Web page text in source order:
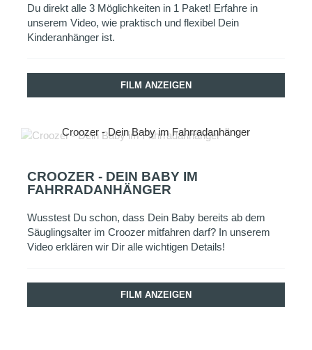
Du direkt alle 3 Möglichkeiten in 1 Paket! Erfahre in
unserem Video, wie praktisch und flexibel Dein
Kinderanhänger ist.
FILM ANZEIGEN
Croozer - Dein Baby im Fahrradanhänger
CROOZER - DEIN BABY IM
FAHRRADANHÄNGER
Wusstest Du schon, dass Dein Baby bereits ab dem
Säuglingsalter im Croozer mitfahren darf? In unserem
Video erklären wir Dir alle wichtigen Details!
FILM ANZEIGEN